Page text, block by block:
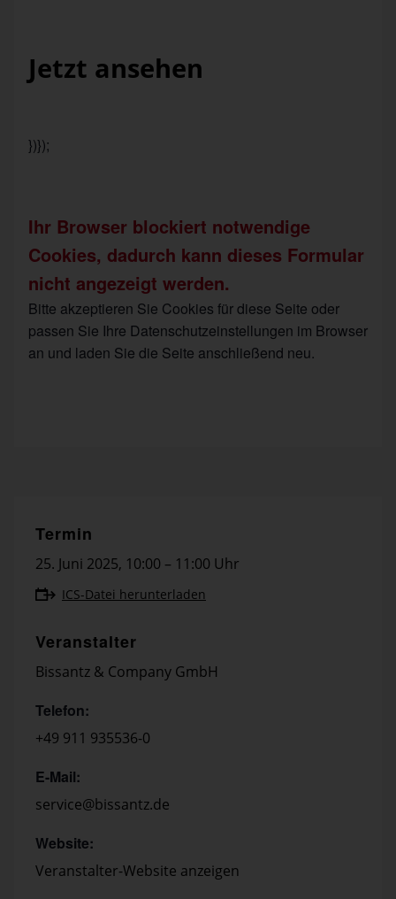
Jetzt ansehen
})});
Ihr Browser blockiert notwendige
Cookies, dadurch kann dieses Formular
nicht angezeigt werden.
Bitte akzeptieren Sie Cookies für diese Seite oder
passen Sie Ihre Datenschutzeinstellungen im Browser
an und laden Sie die Seite anschließend neu.
Termin
25. Juni 2025, 10:00 – 11:00 Uhr
ICS-Datei herunterladen
Veranstalter
Bissantz & Company GmbH
Telefon:
+49 911 935536-0
E-Mail:
service@bissantz.de
Website:
Veranstalter-Website anzeigen